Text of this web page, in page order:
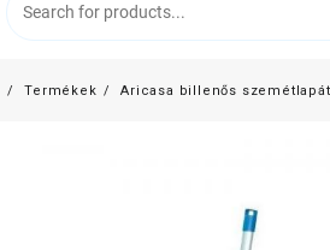
Termékek Aricasa billenős